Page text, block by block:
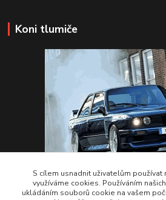
Koni tlumiče
S cílem usnadnit uživatelům používat
využíváme cookies. Používáním
ukládáním souborů cookie na vašem